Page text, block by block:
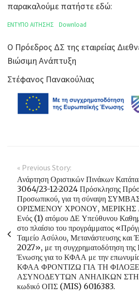
παρακαλούμε πατήστε εδώ:
ΕΝΤΥΠΟ ΑΙΤΗΣΗΣ Download
Ο Πρόεδρος ΔΣ της εταιρείας
Βιώσιμη Ανάπτυξη
Στέφανος Πανακούλιας
« Previous Story:
Ανάρτηση Οριστικών Πινάκων
3064/23-12-2024 Πρόσκλησης
Προσωπικού, για τη σύναψη
ΟΡΙΣΜΕΝΟΥ ΧΡΟΝΟΥ,
Ενός (1) ατόμου ΔΕ Υπεύθυνου
στο πλαίσιο του προγράμματος
Ταμείο Ασύλου, Μετανάστευσης και
2027», με τη συγχρηματοδότηση της
Ένωσης για το ΚΦΑΑ με την
ΚΦΑΑ ΦΡΟΝΤΙΖΩ ΓΙΑ ΤΗ
ΑΣΥΝΟΔΕΥΤΩΝ ΑΝΗΛΙΚΩΝ
κωδικό ΟΠΣ (MIS) 6016383.